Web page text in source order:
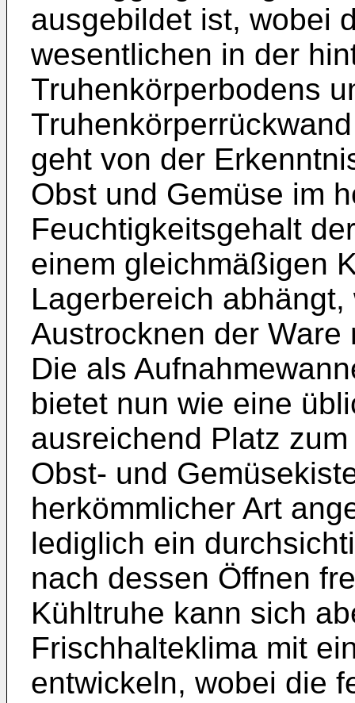
ausgebildet ist, wobei
wesentlichen in der
Truhenkörperbodens
geht von der
Obst und Gemüse im
Feuchtigkeitsgehalt
einem gleichmäßigen
Lagerbereich
Austrocknen der
Die als
bietet nun wie eine
ausreichend Platz
Obst- und
herkömmlicher Art
lediglich ein
nach dessen Öffnen
Kühltruhe kann sich
Frischhalteklima mit
entwickeln, wobei die